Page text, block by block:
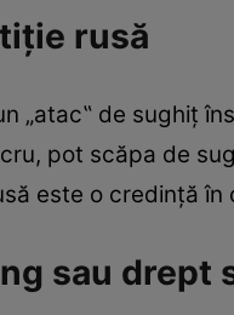
rusă
„atac‟ de sughiţ
pot scăpa de
este o credinţă
sau drept